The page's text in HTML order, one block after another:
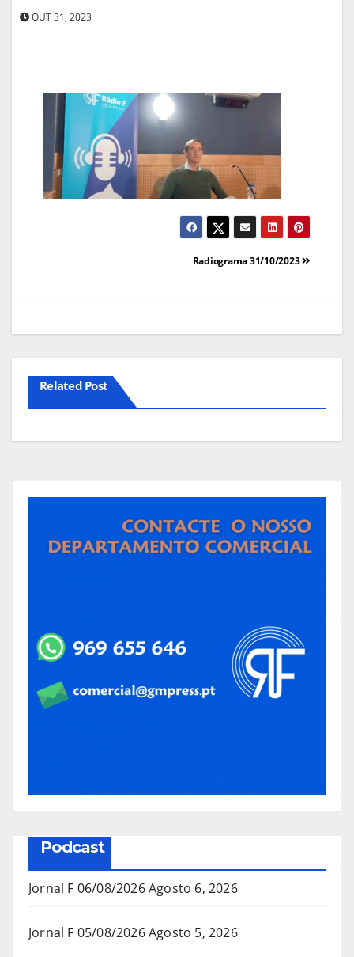
OUT 31, 2023
Radiograma 31/10/2023
Related Post
Podcast
Jornal F 06/08/2026Agosto 6, 2026
Jornal F 05/08/2026Agosto 5, 2026